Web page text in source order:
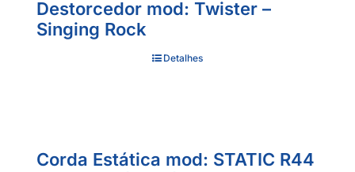
Destorcedor mod: Twister –
Singing Rock
Detalhes
Corda Estática mod: STATIC R44